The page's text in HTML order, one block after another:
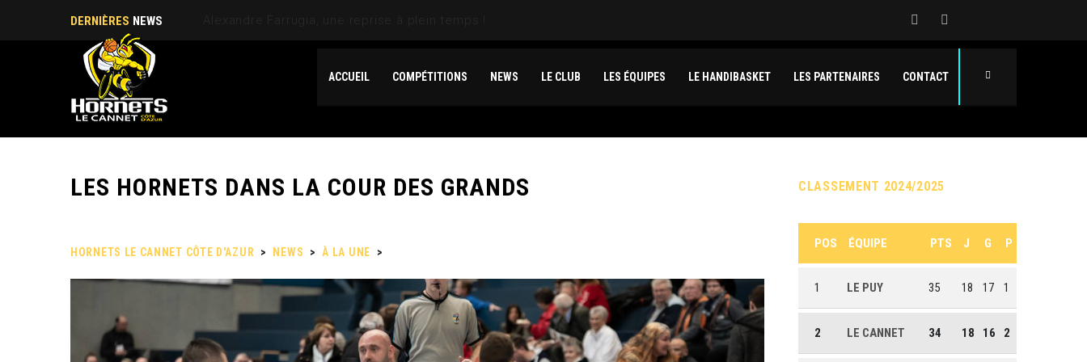
DERNIÈRES NEWS
ACCUEIL COMPÉTITIONS NEWS LE CLUB LES ÉQUIPES LE HANDIBASKET LES PARTENAIRES CONTACT
LES HORNETS DANS LA COUR DES GRANDS
HORNETS LE CANNET CÔTE D'AZUR > NEWS > À LA UNE >
CLASSEMENT 2024/2025
POS ÉQUIPE PTS J G P
1 LE PUY 35 18 17 1
2 LE CANNET 34 18 16 2